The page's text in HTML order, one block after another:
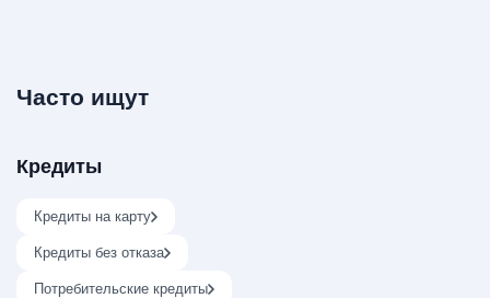
Часто ищут
Кредиты
Кредиты на карту
Кредиты без отказа
Потребительские кредиты